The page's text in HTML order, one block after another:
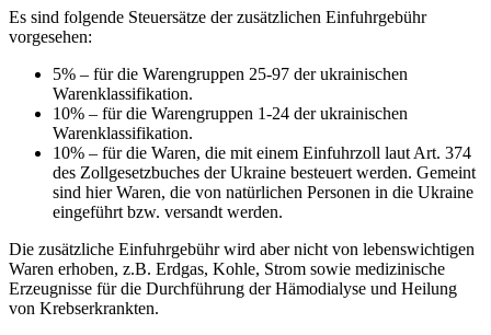
Es sind folgende Steuersätze der zusätzlichen Einfuhrgebühr
vorgesehen:
5% – für die Warengruppen 25-97 der ukrainischen
Warenklassifikation.
10% – für die Warengruppen 1-24 der ukrainischen
Warenklassifikation.
10% – für die Waren, die mit einem Einfuhrzoll laut Art. 374
des Zollgesetzbuches der Ukraine besteuert werden. Gemeint
sind hier Waren, die von natürlichen Personen in die Ukraine
eingeführt bzw. versandt werden.
Die zusätzliche Einfuhrgebühr wird aber nicht von lebenswichtigen
Waren erhoben, z.B. Erdgas, Kohle, Strom sowie medizinische
Erzeugnisse für die Durchführung der Hämodialyse und Heilung
von Krebserkrankten.